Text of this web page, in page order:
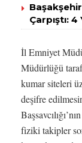
Çarpıştı: 4
İl Emniyet
Müdürlüğü
kumar siteleri
deşifre
fiziki takipler